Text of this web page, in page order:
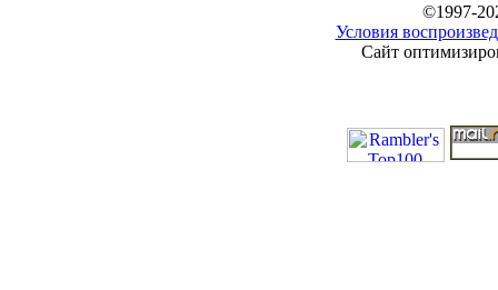
©1997-
Условия
Сайт